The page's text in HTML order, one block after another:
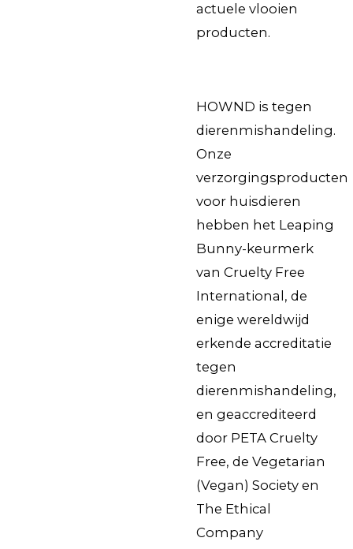
actuele vlooien
producten.
HOWND is tegen
dierenmishandeling.
Onze
verzorgingsproducten
voor huisdieren
hebben het Leaping
Bunny-keurmerk
van Cruelty Free
International, de
enige wereldwijd
erkende accreditatie
tegen
dierenmishandeling,
en geaccrediteerd
door PETA Cruelty
Free, de Vegetarian
(Vegan) Society en
The Ethical
Company